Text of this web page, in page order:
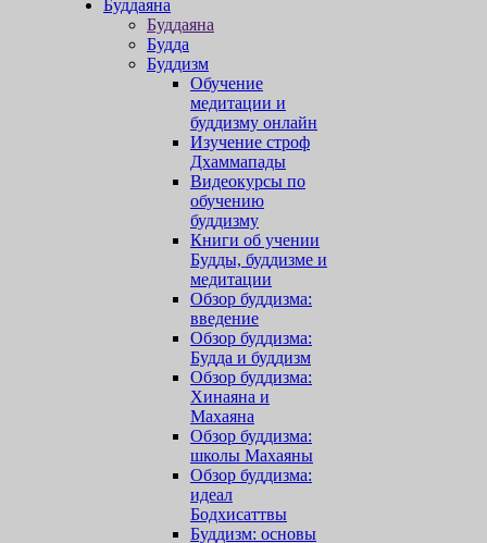
Буддаяна
Буддаяна
Будда
Буддизм
Обучение
медитации и
буддизму онлайн
Изучение строф
Дхаммапады
Видеокурсы по
обучению
буддизму
Книги об учении
Будды, буддизме и
медитации
Обзор буддизма:
введение
Обзор буддизма:
Будда и буддизм
Обзор буддизма:
Хинаяна и
Махаяна
Обзор буддизма:
школы Махаяны
Обзор буддизма:
идеал
Бодхисаттвы
Буддизм: основы